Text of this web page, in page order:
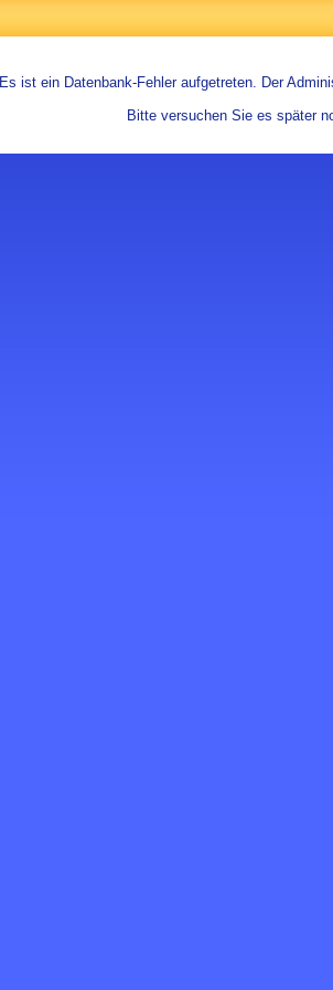
Es ist ein Datenbank-Fehler aufgetreten. Der
Bitte versuchen Sie es später